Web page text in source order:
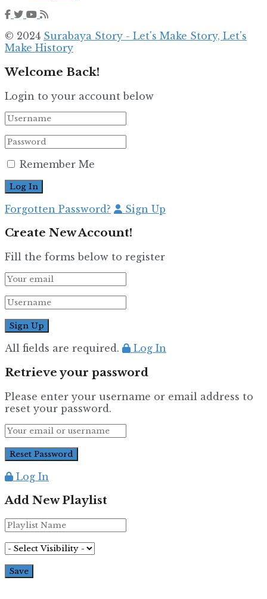
© 2024 Surabaya Story - Let's Make Story, Let's
Make History
Welcome Back!
Login to your account below
Remember Me
Forgotten Password? Sign Up
Create New Account!
Fill the forms below to register
All fields are required. Log In
Retrieve your password
Please enter your username or email address to
reset your password.
Log In
Add New Playlist